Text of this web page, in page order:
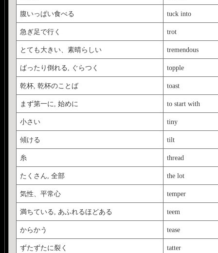
value="
http://
</param><param
<embed
src="
http://
type="application/x-
width="425"
腹いっぱい食べる tuck into
急ぎ足で行く trot
とても大きい、素晴らしい tremendous
ばったり倒れる, ぐらつく topple
乾杯, 乾杯のことば toast
まず第一に, 始めに to start with
小さい tiny
傾ける tilt
糸 thread
たくさん, 全部 the lot
気性、平常心 temper
満ちている, あふれるほどある teem
からかう tease
ずたずたに裂く tatter